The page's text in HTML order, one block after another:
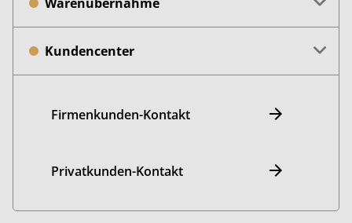
Kundencenter
Firmenkunden-Kontakt
Privatkunden-Kontakt